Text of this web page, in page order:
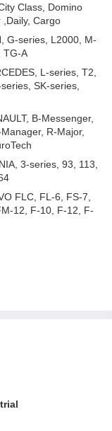
Class, Domino
Cargo
G-series, L2000, M-
TG-A
L-series, T2,
SK-series,
B-Messenger,
R-Major,
3-series, 93, 113,
FLC, FL-6, FS-7,
12, F-10, F-12, F-